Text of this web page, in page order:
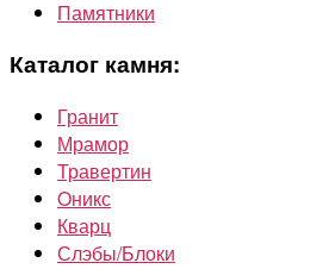
Памятники
Каталог камня:
Гранит
Мрамор
Травертин
Oникс
Кварц
Слэбы/Блоки